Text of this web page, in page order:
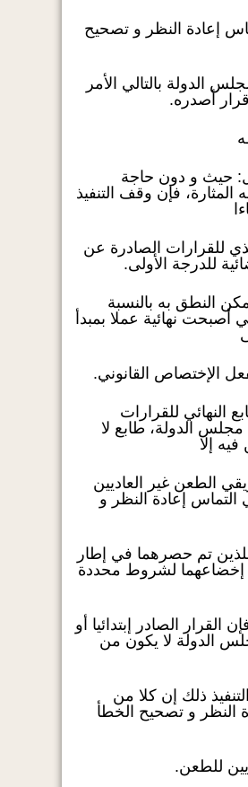
إعادة النظر و تصحيح
الدولة بالتالي الأمر
أصدره.
حيث و دون حاجة
فإن وقف التنفيذ
للقرارات الصادرة عن
للدرجة الأولى.
النطق به بالنسبة
أصبحت نهائية عملا بمبدأ
الإختصاص القانوني.
النهائي للقرارات
الدولة، طابع لا
إلا
الطعن غير العاديين
التماس إعادة النظر و
تم حصرهما في إطار
إخضاعهما لشروط محددة
القرار الصادر إبتدائيا أو
الدولة لا يكون من
ذلك إن كلا من
النظر و تصحيح الخطأ
للطعن.